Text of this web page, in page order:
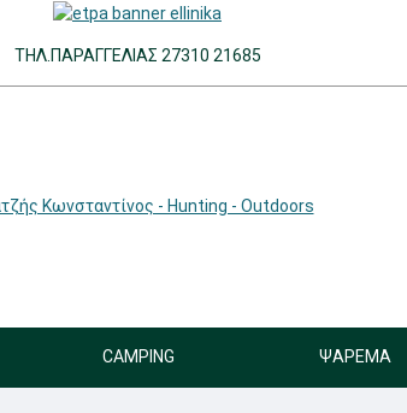
ΤΗΛ.ΠΑΡΑΓΓΕΛΊΑΣ 27310 21685
CAMPING ΨΆΡΕΜΑ